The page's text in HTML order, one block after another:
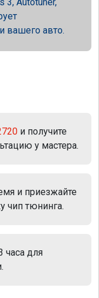
вашего авто.
и получите
у мастера.
и приезжайте
чип тюнинга.
часа для